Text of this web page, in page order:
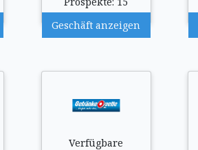
Geschäft anzeigen
Verfügbare